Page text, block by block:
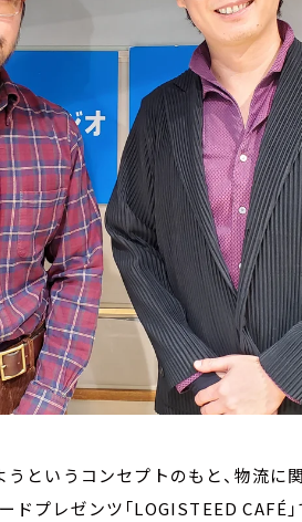
というコンセプトのもと、物流に
プレゼンツ「LOGISTEED CAFÉ